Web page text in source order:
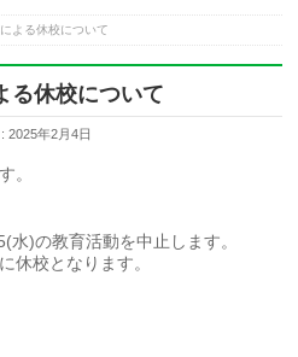
よる休校について
る休校について
2025年2月4日
。
水)の教育活動を中止します。
休校となります。